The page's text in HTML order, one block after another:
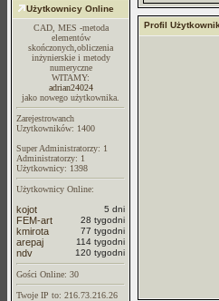
Użytkownicy Online
CAD, MES -metoda
elementów
skończonych,obliczenia
inżynierskie i metody
numeryczne
WITAMY:
adrian24024
jako nowego użytkownika.
Zarejestrowanch
Uzytkowników: 1400
Super Administratorzy: 1
Administratorzy: 1
Użytkownicy: 1398
Użytkownicy Online:
kojot 5 dni
FEM-art 28 tygodni
kmirota 77 tygodni
arepaj 114 tygodni
ndv 120 tygodni
Gości Online: 30
Twoje IP to: 216.73.216.26
Profil